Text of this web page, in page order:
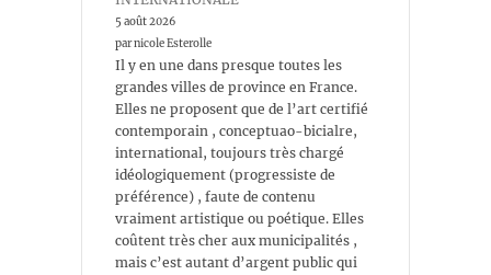
5 août 2026
par nicole Esterolle
Il y en une dans presque toutes les
grandes villes de province en France.
Elles ne proposent que de l’art certifié
contemporain , conceptuao-bicialre,
international, toujours très chargé
idéologiquement (progressiste de
préférence) , faute de contenu
vraiment artistique ou poétique. Elles
coûtent très cher aux municipalités ,
mais c’est autant d’argent public qui